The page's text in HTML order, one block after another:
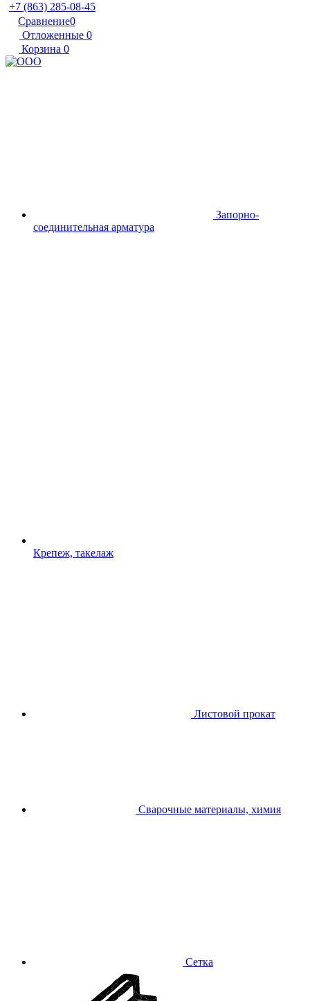
+7 (863) 285-08-45
Сравнение0
Отложенные 0
Корзина 0
Запорно-
соединительная арматура
Крепеж, такелаж
Листовой прокат
Сварочные материалы, химия
Сетка